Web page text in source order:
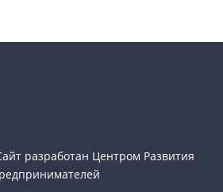
разработан Центром Развития